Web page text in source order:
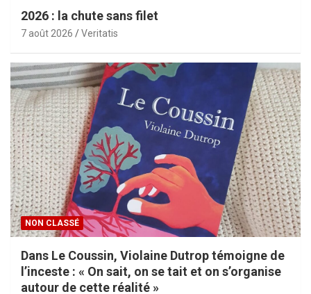
2026 : la chute sans filet
7 août 2026 Veritatis
NON CLASSÉ
Dans Le Coussin, Violaine Dutrop témoigne de
l’inceste : « On sait, on se tait et on s’organise
autour de cette réalité »